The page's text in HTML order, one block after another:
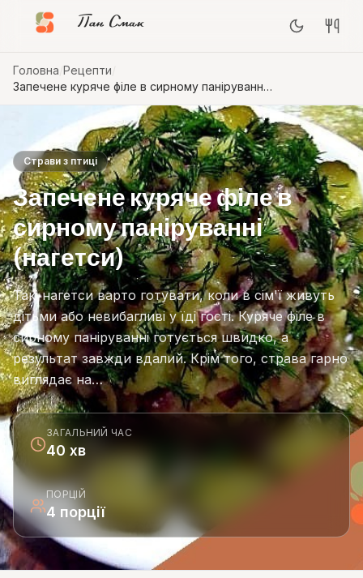
Пан Смак
Головна Рецепти
Запечене куряче філе в сирному паніруванні
Страви з птиці
Запечене куряче філе в
сирному паніруванні
(нагетси)
Такі нагетси варто готувати, коли в сім'ї живуть
дітьми або невибагливі у їді гості. Куряче філе в
сирному паніруванні готується швидко, а
результат завжди вдалий. Крім того, страва гарно
виглядає на…
ЗАГАЛЬНИЙ ЧАС
40 хв
ПОРЦІЙ
4 порції